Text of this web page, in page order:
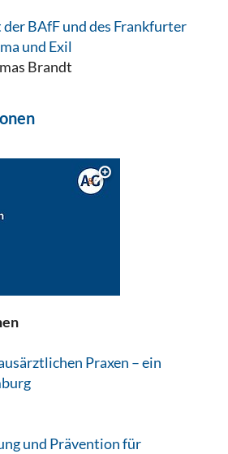
BAfF und des Frankfurter
und Exil
Brandt
Praxen – ein
und Prävention für